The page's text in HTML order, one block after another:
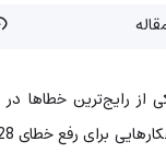
از رایج‌ترین خطاها